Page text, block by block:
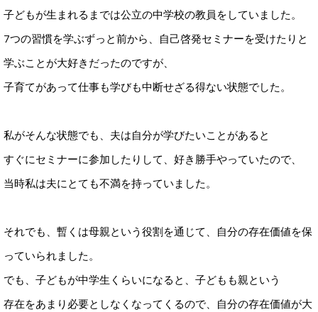
子どもが生まれるまでは公立の中学校の教員をしていました。
7つの習慣を学ぶずっと前から、自己啓発セミナーを受けたりと
学ぶことが大好きだったのですが、
子育てがあって仕事も学びも中断せざる得ない状態でした。
私がそんな状態でも、夫は自分が学びたいことがあると
すぐにセミナーに参加したりして、好き勝手やっていたので、
当時私は夫にとても不満を持っていました。
それでも、暫くは母親という役割を通じて、自分の存在価値を保
っていられました。
でも、子どもが中学生くらいになると、子どもも親という
存在をあまり必要としなくなってくるので、自分の存在価値が大